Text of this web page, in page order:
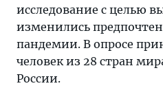
исследование с целью
изменились
пандемии. В опросе
человек из 28 стран
России.